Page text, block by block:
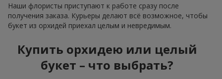
Наши флористы приступают к работе сразу после
получения заказа. Курьеры делают всё возможное, чтобы
букет из орхидей приехал целым и невредимым.
Купить орхидею или целый
букет – что выбрать?